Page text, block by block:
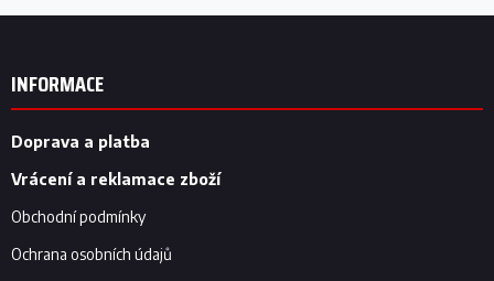
Z
INFORMACE
Doprava a platba
Vrácení a reklamace zboží
Obchodní podmínky
Ochrana osobních údajů